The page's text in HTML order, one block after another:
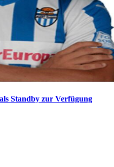
Standby zur Verfügung